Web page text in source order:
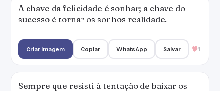
A chave da felicidade é sonhar; a chave do
sucesso é tornar os sonhos realidade.
Criar imagem Copiar WhatsApp Salvar 1
Sempre que resisti à tentação de baixar os